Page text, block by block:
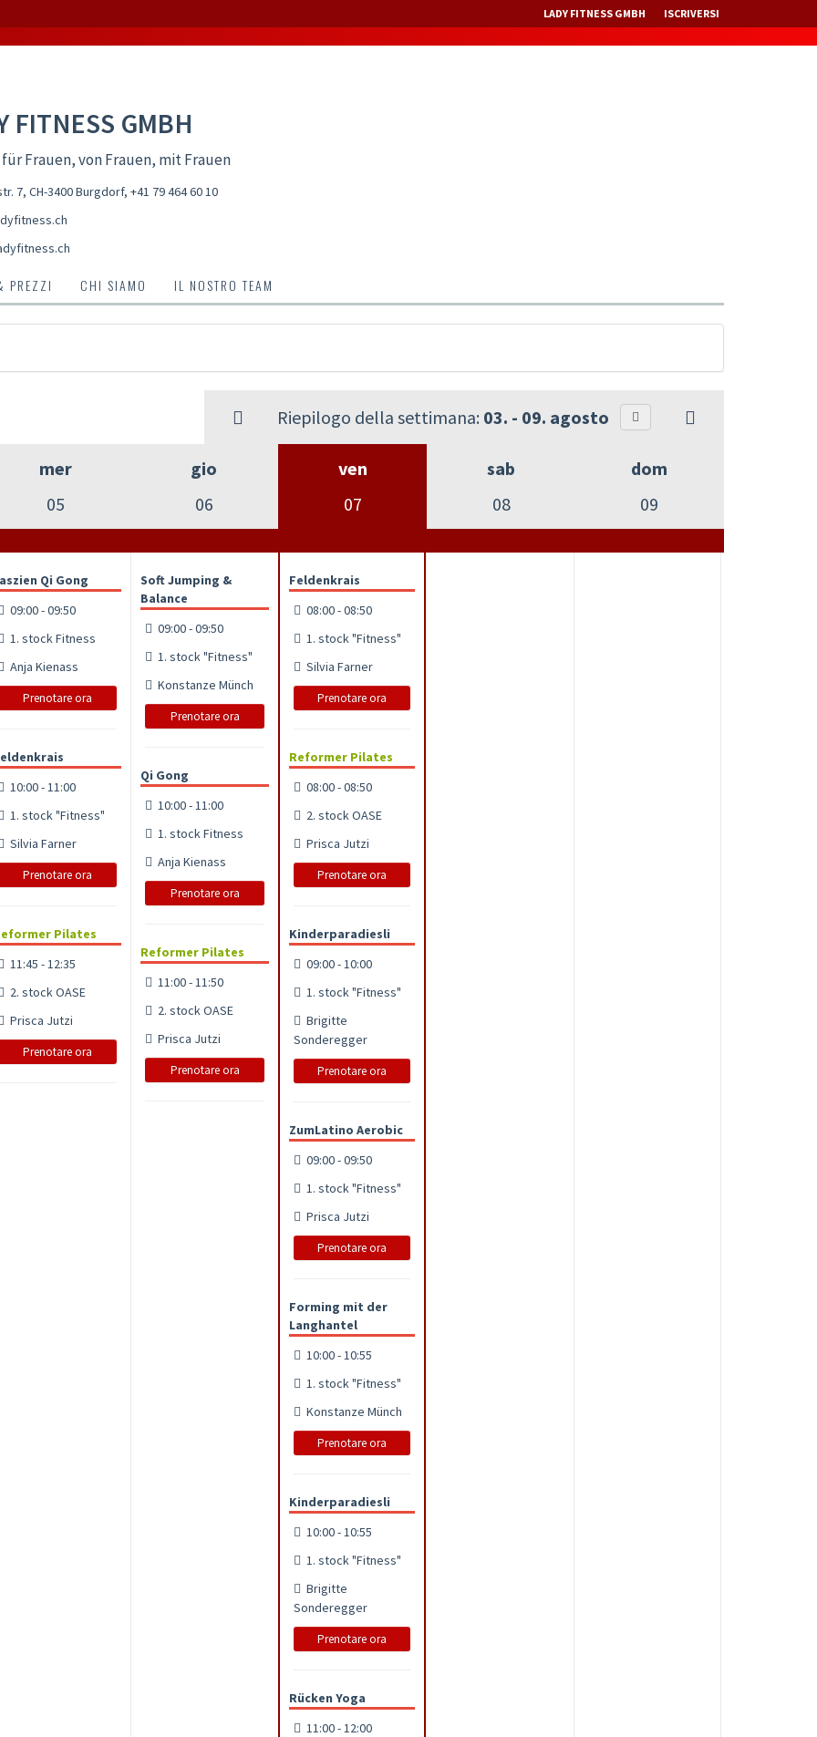
LADY FITNESS GMBH ISCRIVERSI
FITNESS GMBH
Frauen, von Frauen, mit Frauen
7, CH-3400 Burgdorf, +41 79 464 60 10
PREZZI CHI SIAMO IL NOSTRO TEAM
Riepilogo della settimana: 03. - 09. agosto
mer
05
gio
06
ven
07
sab
08
dom
09
Qi Gong
09:00 - 09:50
1. stock Fitness
Anja Kienass
Prenotare ora
10:00 - 11:00
1. stock "Fitness"
Silvia Farner
Prenotare ora
Pilates
11:45 - 12:35
2. stock OASE
Prisca Jutzi
Prenotare ora
Soft Jumping &
Balance
09:00 - 09:50
1. stock "Fitness"
Konstanze Münch
Prenotare ora
Qi Gong
10:00 - 11:00
1. stock Fitness
Anja Kienass
Prenotare ora
Reformer Pilates
11:00 - 11:50
2. stock OASE
Prisca Jutzi
Prenotare ora
Feldenkrais
08:00 - 08:50
1. stock "Fitness"
Silvia Farner
Prenotare ora
Reformer Pilates
08:00 - 08:50
2. stock OASE
Prisca Jutzi
Prenotare ora
Kinderparadiesli
09:00 - 10:00
1. stock "Fitness"
Brigitte
Sonderegger
Prenotare ora
ZumLatino Aerobic
09:00 - 09:50
1. stock "Fitness"
Prisca Jutzi
Prenotare ora
Forming mit der
Langhantel
10:00 - 10:55
1. stock "Fitness"
Konstanze Münch
Prenotare ora
Kinderparadiesli
10:00 - 10:55
1. stock "Fitness"
Brigitte
Sonderegger
Prenotare ora
Rücken Yoga
11:00 - 12:00